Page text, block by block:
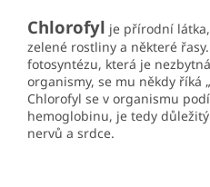
Chlorofyl je přírodní
zelené rostliny a některé
fotosyntézu, která je
organismy, se mu někdy říká
Chlorofyl se v organismu
hemoglobinu, je tedy
nervů a srdce.